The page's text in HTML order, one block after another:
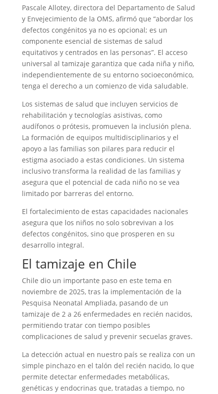
Pascale Allotey, directora del Departamento de Salud
y Envejecimiento de la OMS, afirmó que “abordar los
defectos congénitos ya no es opcional; es un
componente esencial de sistemas de salud
equitativos y centrados en las personas”. El acceso
universal al tamizaje garantiza que cada niña y niño,
independientemente de su entorno socioeconómico,
tenga el derecho a un comienzo de vida saludable.
Los sistemas de salud que incluyen servicios de
rehabilitación y tecnologías asistivas, como
audífonos o prótesis, promueven la inclusión plena.
La formación de equipos multidisciplinarios y el
apoyo a las familias son pilares para reducir el
estigma asociado a estas condiciones. Un sistema
inclusivo transforma la realidad de las familias y
asegura que el potencial de cada niño no se vea
limitado por barreras del entorno.
El fortalecimiento de estas capacidades nacionales
asegura que los niños no solo sobrevivan a los
defectos congénitos, sino que prosperen en su
desarrollo integral.
El tamizaje en Chile
Chile dio un importante paso en este tema en
noviembre de 2025, tras la implementación de la
Pesquisa Neonatal Ampliada, pasando de un
tamizaje de 2 a 26 enfermedades en recién nacidos,
permitiendo tratar con tiempo posibles
complicaciones de salud y prevenir secuelas graves.
La detección actual en nuestro país se realiza con un
simple pinchazo en el talón del recién nacido, lo que
permite detectar enfermedades metabólicas,
genéticas y endocrinas que, tratadas a tiempo, no